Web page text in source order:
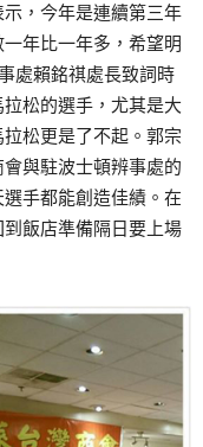
，今年是連續第三年
年比一年多，希望明
處賴銘祺處長致詞時
松的選手，尤其是大
松更是了不起。郭宗
與駐波士頓辨事處的
手都能創造佳績。在
飯店準備隔日要上場